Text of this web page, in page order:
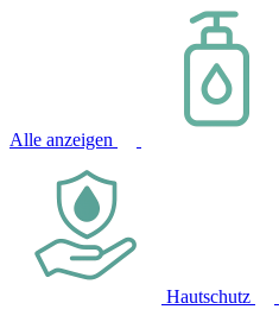
Alle anzeigen
Hautschutz